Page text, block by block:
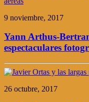
9 noviembre, 2017
Yann Arthus-
espectaculares
26 octubre, 2017